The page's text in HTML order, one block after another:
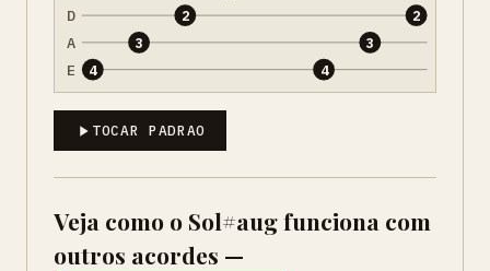
D
A
E 4
3
2
4
3
2
TOCAR PADRAO
Veja como o Sol#aug funciona com
outros acordes —